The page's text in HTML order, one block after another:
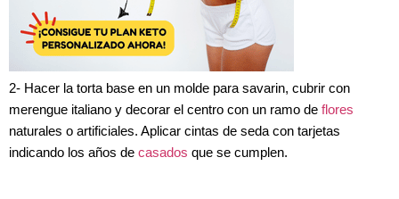
2- Hacer la torta base en un molde para savarin, cubrir con
merengue italiano y decorar el centro con un ramo de flores
naturales o artificiales. Aplicar cintas de seda con tarjetas
indicando los años de casados que se cumplen.